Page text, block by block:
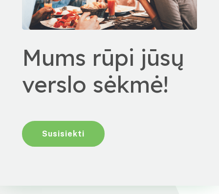
Mums rūpi jūsų
verslo sėkmė!
Susisiekti